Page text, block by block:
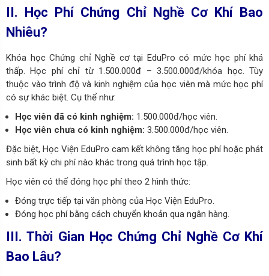
II. Học Phí Chứng Chỉ Nghề Cơ Khí Bao
Nhiêu?
Khóa học Chứng chỉ Nghề cơ tại EduPro có mức học phí khá
thấp. Học phí chỉ từ 1.500.000đ – 3.500.000đ/khóa học. Tùy
thuộc vào trình độ và kinh nghiệm của học viên mà mức học phí
có sự khác biệt. Cụ thể như:
Học viên đã có kinh nghiệm: 1.500.000đ/học viên.
Học viên chưa có kinh nghiệm: 3.500.000đ/học viên.
Đặc biệt, Học Viện EduPro cam kết không tăng học phí hoặc phát
sinh bất kỳ chi phí nào khác trong quá trình học tập.
Học viên có thể đóng học phí theo 2 hình thức:
Đóng trực tiếp tại văn phòng của Học Viện EduPro.
Đóng học phí bằng cách chuyển khoản qua ngân hàng.
III. Thời Gian Học Chứng Chỉ Nghề Cơ Khí
Bao Lâu?